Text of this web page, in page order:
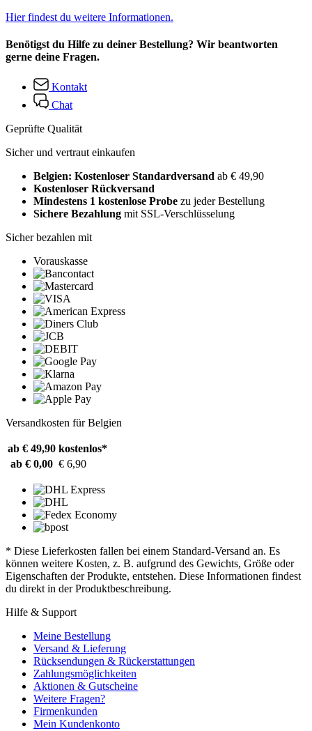
Hier findest du weitere Informationen.
Benötigst du Hilfe zu deiner Bestellung? Wir beantworten
gerne deine Fragen.
Kontakt
Chat
Geprüfte Qualität
Sicher und vertraut einkaufen
Belgien: Kostenloser Standardversand ab € 49,90
Kostenloser Rückversand
Mindestens 1 kostenlose Probe zu jeder Bestellung
Sichere Bezahlung mit SSL-Verschlüsselung
Sicher bezahlen mit
Vorauskasse
Versandkosten für Belgien
ab € 49,90 kostenlos*
ab € 0,00 € 6,90
* Diese Lieferkosten fallen bei einem Standard-Versand an. Es
können weitere Kosten, z. B. aufgrund des Gewichts, Größe oder
Eigenschaften der Produkte, entstehen. Diese Informationen findest
du direkt in der Produktbeschreibung.
Hilfe & Support
Meine Bestellung
Versand & Lieferung
Rücksendungen & Rückerstattungen
Zahlungsmöglichkeiten
Aktionen & Gutscheine
Weitere Fragen?
Firmenkunden
Mein Kundenkonto